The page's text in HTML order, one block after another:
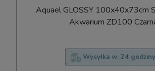
Aquael GLOSSY 100x40x73cm
Akwarium ZD100
Wysyłka w: 24 godziny